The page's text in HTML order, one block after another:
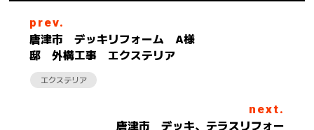
prev.
唐津市 デッキリフォーム A様
邸 外構工事 エクステリア
エクステリア
next.
唐津市 デッキ、テラスリフォー